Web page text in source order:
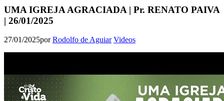
UMA IGREJA AGRACIADA | Pr. RENATO PAIVA
| 26/01/2025
27/01/2025porRodolfo de Aguiar Videos